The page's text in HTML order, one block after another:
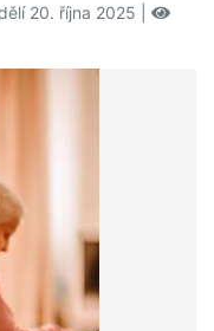
20. října 2025 |